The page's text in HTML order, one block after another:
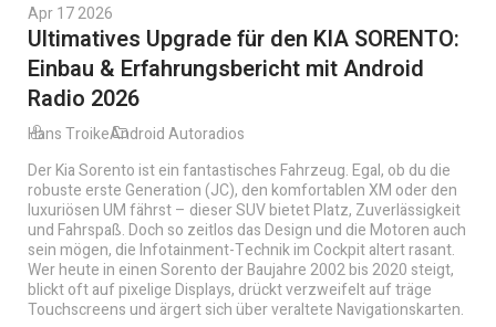
Apr 17 2026
Ultimatives Upgrade für den KIA SORENTO:
Einbau & Erfahrungsbericht mit Android
Radio 2026
Hans TroikeAndroid Autoradios
Der Kia Sorento ist ein fantastisches Fahrzeug. Egal, ob du die
robuste erste Generation (JC), den komfortablen XM oder den
luxuriösen UM fährst – dieser SUV bietet Platz, Zuverlässigkeit
und Fahrspaß. Doch so zeitlos das Design und die Motoren auch
sein mögen, die Infotainment-Technik im Cockpit altert rasant.
Wer heute in einen Sorento der Baujahre 2002 bis 2020 steigt,
blickt oft auf pixelige Displays, drückt verzweifelt auf träge
Touchscreens und ärgert sich über veraltete Navigationskarten.